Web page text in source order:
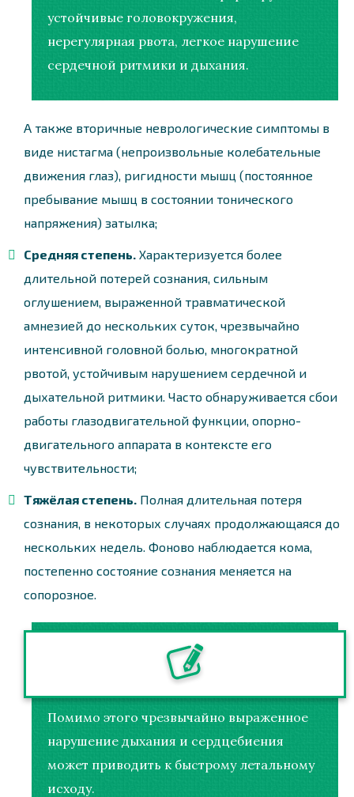
устойчивые головокружения,
нерегулярная рвота, легкое нарушение
сердечной ритмики и дыхания.
А также вторичные неврологические симптомы в
виде нистагма (непроизвольные колебательные
движения глаз), ригидности мышц (постоянное
пребывание мышц в состоянии тонического
напряжения) затылка;
Средняя степень. Характеризуется более
длительной потерей сознания, сильным
оглушением, выраженной травматической
амнезией до нескольких суток, чрезвычайно
интенсивной головной болью, многократной
рвотой, устойчивым нарушением сердечной и
дыхательной ритмики. Часто обнаруживается сбои
работы глазодвигательной функции, опорно-
двигательного аппарата в контексте его
чувствительности;
Тяжёлая степень. Полная длительная потеря
сознания, в некоторых случаях продолжающаяся до
нескольких недель. Фоново наблюдается кома,
постепенно состояние сознания меняется на
сопорозное.
Помимо этого чрезвычайно выраженное
нарушение дыхания и сердцебиения
может приводить к быстрому летальному
исходу.